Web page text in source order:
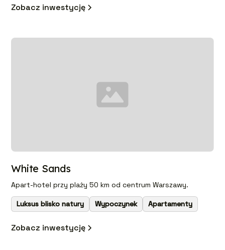
Zobacz inwestycję
White Sands
Apart-hotel przy plaży 50 km od centrum Warszawy.
Luksus blisko natury Wypoczynek Apartamenty
Zobacz inwestycję